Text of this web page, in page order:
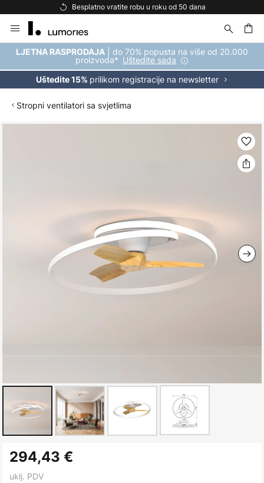
Besplatno vratite robu u roku od 50 dana
to
Content
LJETNA RASPRODAJA | do 70% popusta na više od 20.000
proizvoda* Uštedite sada
Uštedite 15% prilikom registracije na newsletter
Stropni ventilatori sa svjetlima
to
the
294,43 €
uklj. PDV